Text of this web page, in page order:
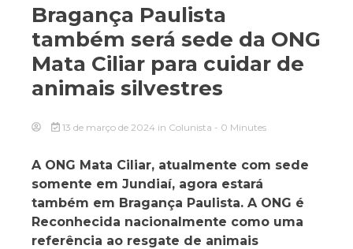
Bragança Paulista
também será sede da ONG
Mata Ciliar para cuidar de
animais silvestres
13 de março de 2024 in Colunista - 0 Minutes
A ONG Mata Ciliar, atualmente com sede
somente em Jundiaí, agora estará
também em Bragança Paulista. A ONG é
Reconhecida nacionalmente como uma
referência ao resgate de animais